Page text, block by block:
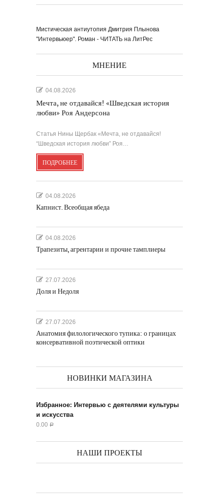
Мистическая антиутопия Дмитрия Плынова
"Интервьюер". Роман - ЧИТАТЬ на ЛитРес
МНЕНИЕ
04.08.2026
Мечта, не отдавайся! «Шведская история
любви» Роя Андерсона
Статья Нины Щербак «Мечта, не отдавайся!
“Шведская история любви” Роя…
ПОДРОБНЕЕ
04.08.2026
Капнист. Всеобщая ябеда
04.08.2026
Трапезиты, агрентарии и прочие тамплиеры
27.07.2026
Доля и Недоля
27.07.2026
Анатомия филологического тупика: о границах
консервативной поэтической оптики
НОВИНКИ МАГАЗИНА
Избранное: Интервью с деятелями культуры
и искусства
0.00 Р
НАШИ ПРОЕКТЫ